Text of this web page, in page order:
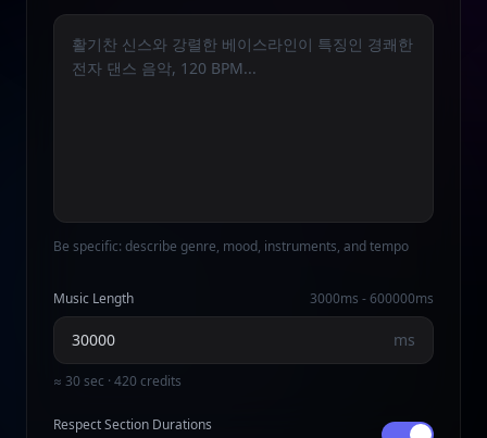
Be specific: describe genre, mood, instruments, and tempo
Music Length 3000ms -600000ms
ms
≈ 30 sec · 420 credits
Respect Section Durations